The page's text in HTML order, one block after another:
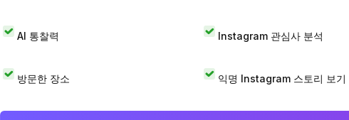
AI 통찰력 Instagram 관심사 분석
방문한 장소 익명 Instagram 스토리 보기